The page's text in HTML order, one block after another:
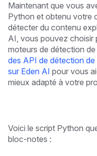
Maintenant que vous
Python et obtenu votre
détecter du contenu
AI, vous pouvez choisir
moteurs de détection
des API de détection
sur Eden AI pour vous
mieux adapté à votre
Voici le script Python
bloc-notes :